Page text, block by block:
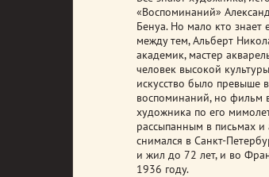
«Воспоминаний»
Бенуа. Но мало кто знает
между тем, Альберт
академик, мастер
человек высокой
искусство было превыше
воспоминаний, но фильм
художника по его
рассыпанным в письмах и
снимался в Санкт-
и жил до 72 лет, и во
1936 году.